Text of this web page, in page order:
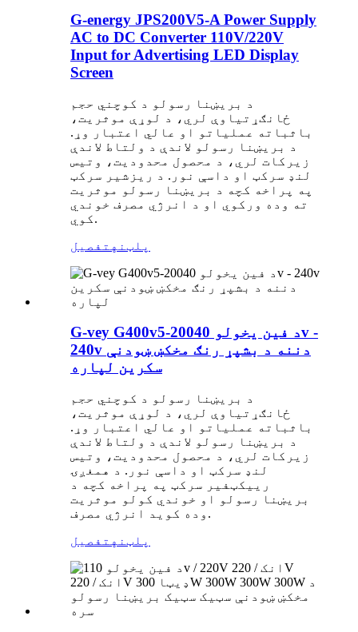
G-energy JPS200V5-A Power Supply
AC to DC Converter 110V/220V
Input for Advertising LED Display
Screen
د بریښنا رسولو د کوچني حجم
ځانګړتیاوې لري، د لوړې موثریت،
باثباته عملیاتو او عالي اعتبار وړ.
د بریښنا رسولو لاندې د ولتاط لاندې
زیرکات لري، د محصول محدودیت، وتیس
لنډ سرکټ او داسې نور. د ریزشیر سرکټ
په پراخه کچه د بریښنا رسولو موثریت
ته وده ورکوي او د انرژي مصرف خوندي
کوي.
پلټنه تفصیل
G-vey G400v5-د فین یخولو 20040v -
240v دننه د بشپړ رنګ مخکښ ښودنې
سکرین لپاره
د بریښنا رسولو د کوچني حجم
ځانګړتیاوې لري، د لوړې موثریت،
باثباته عملیاتو او عالي اعتبار وړ.
د بریښنا رسولو لاندې د ولتاط لاندې
زیرکات لري، د محصول محدودیت، وتیس
لنډ سرکټ او داسې نور. د همغږۍ
رییکټفیر سرکټ په پراخه کچه د
بریښنا رسولو او خوندي کولو موثریت
وده کوي د انرژي مصرف.
پلټنه تفصیل